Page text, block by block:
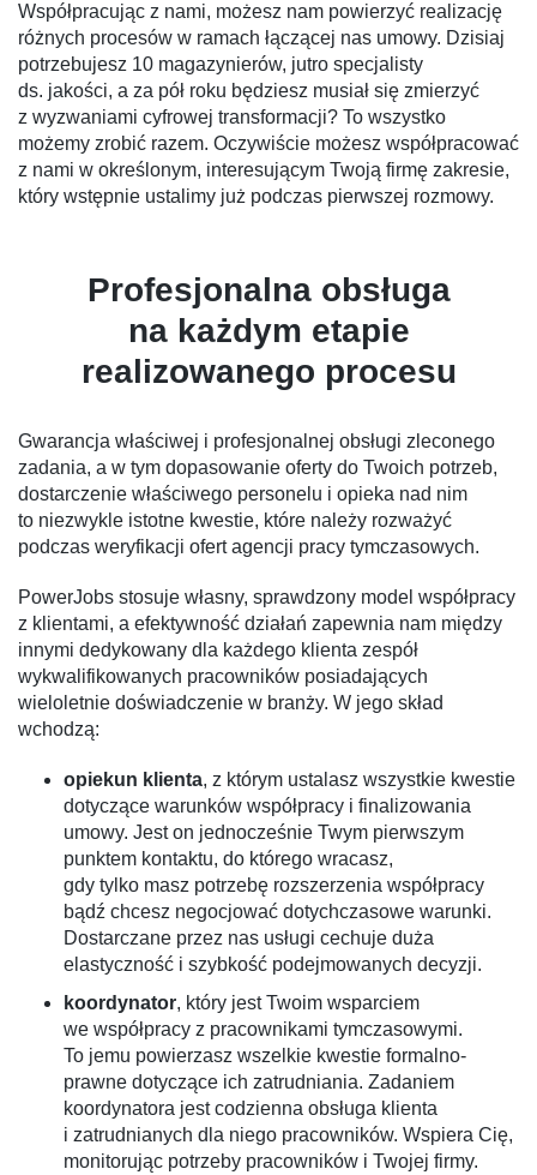
Współpracując z nami, możesz nam powierzyć realizację
różnych procesów w ramach łączącej nas umowy. Dzisiaj
potrzebujesz 10 magazynierów, jutro specjalisty
ds. jakości, a za pół roku będziesz musiał się zmierzyć
z wyzwaniami cyfrowej transformacji? To wszystko
możemy zrobić razem. Oczywiście możesz współpracować
z nami w określonym, interesującym Twoją firmę zakresie,
który wstępnie ustalimy już podczas pierwszej rozmowy.
Profesjonalna obsługa
na każdym etapie
realizowanego procesu
Gwarancja właściwej i profesjonalnej obsługi zleconego
zadania, a w tym dopasowanie oferty do Twoich potrzeb,
dostarczenie właściwego personelu i opieka nad nim
to niezwykle istotne kwestie, które należy rozważyć
podczas weryfikacji ofert agencji pracy tymczasowych.
PowerJobs stosuje własny, sprawdzony model współpracy
z klientami, a efektywność działań zapewnia nam między
innymi dedykowany dla każdego klienta zespół
wykwalifikowanych pracowników posiadających
wieloletnie doświadczenie w branży. W jego skład
wchodzą:
opiekun klienta, z którym ustalasz wszystkie kwestie
dotyczące warunków współpracy i finalizowania
umowy. Jest on jednocześnie Twym pierwszym
punktem kontaktu, do którego wracasz,
gdy tylko masz potrzebę rozszerzenia współpracy
bądź chcesz negocjować dotychczasowe warunki.
Dostarczane przez nas usługi cechuje duża
elastyczność i szybkość podejmowanych decyzji.
koordynator, który jest Twoim wsparciem
we współpracy z pracownikami tymczasowymi.
To jemu powierzasz wszelkie kwestie formalno-
prawne dotyczące ich zatrudniania. Zadaniem
koordynatora jest codzienna obsługa klienta
i zatrudnianych dla niego pracowników. Wspiera Cię,
monitorując potrzeby pracowników i Twojej firmy.